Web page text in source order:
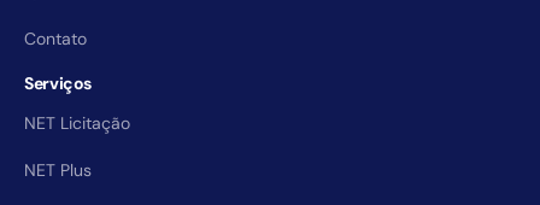
Contato
Serviços
NET Licitação
NET Plus